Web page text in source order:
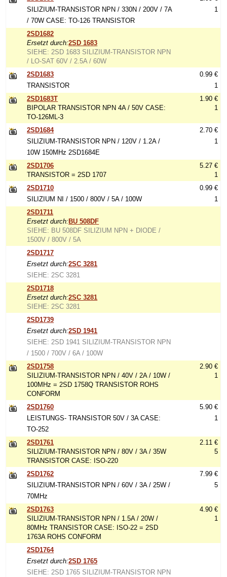
SILIZIUM-TRANSISTOR NPN / 330N / 200V / 7A
/ 70W CASE: TO-126 TRANSISTOR
1
2SD1682
Ersetzt durch:2SD 1683
SIEHE: 2SD 1683 SILIZIUM-TRANSISTOR NPN
/ LO-SAT 60V / 2.5A / 60W
2SD1683
TRANSISTOR
0.99 €
1
2SD1683T
BIPOLAR TRANSISTOR NPN 4A / 50V CASE:
TO-126ML-3
1.90 €
1
2SD1684
SILIZIUM-TRANSISTOR NPN / 120V / 1.2A /
10W 150MHz 2SD1684E
2.70 €
1
2SD1706
TRANSISTOR = 2SD 1707
5.27 €
1
2SD1710
SILIZIUM NI / 1500 / 800V / 5A / 100W
0.99 €
1
2SD1711
Ersetzt durch: BU 508DF
SIEHE: BU 508DF SILIZIUM NPN + DIODE /
1500V / 800V / 5A
2SD1717
Ersetzt durch:2SC 3281
SIEHE: 2SC 3281
2SD1718
Ersetzt durch:2SC 3281
SIEHE: 2SC 3281
2SD1739
Ersetzt durch:2SD 1941
SIEHE: 2SD 1941 SILIZIUM-TRANSISTOR NPN
/ 1500 / 700V / 6A / 100W
2SD1758
SILIZIUM-TRANSISTOR NPN / 40V / 2A / 10W /
100MHz = 2SD 1758Q TRANSISTOR ROHS
CONFORM
2.90 €
1
2SD1760
LEISTUNGS- TRANSISTOR 50V / 3A CASE:
TO-252
5.90 €
1
2SD1761
SILIZIUM-TRANSISTOR NPN / 80V / 3A / 35W
TRANSISTOR CASE: ISO-220
2.11 €
5
2SD1762
SILIZIUM-TRANSISTOR NPN / 60V / 3A / 25W /
70MHz
7.99 €
5
2SD1763
SILIZIUM-TRANSISTOR NPN / 1.5A / 20W /
80MHz TRANSISTOR CASE: ISO-22 = 2SD
1763A ROHS CONFORM
4.90 €
1
2SD1764
Ersetzt durch:2SD 1765
SIEHE: 2SD 1765 SILIZIUM-TRANSISTOR NPN